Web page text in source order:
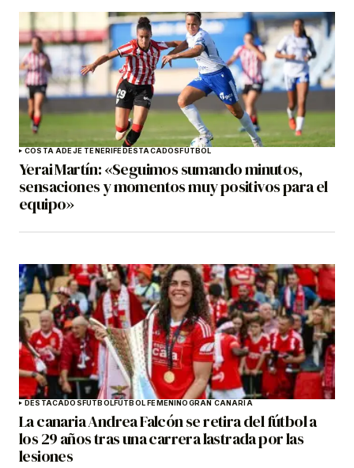
COSTA ADEJE TENERIFEDESTACADOSFÚTBOL
Yerai Martín: «Seguimos sumando minutos,
sensaciones y momentos muy positivos para el
equipo»
DESTACADOSFÚTBOLFÚTBOL FEMENINOGRAN CANARIA
La canaria Andrea Falcón se retira del fútbol a
los 29 años tras una carrera lastrada por las
lesiones